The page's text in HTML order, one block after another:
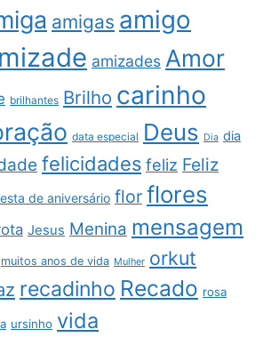
amigas amigo
amizades Amor
brilhantes Brilho carinho
data especial Deus Dia dia
felicidades feliz Feliz
de aniversário flor flores
Jesus Menina mensagem
muitos anos de vida Mulher orkut
recadinho Recado rosa
ursinho vida